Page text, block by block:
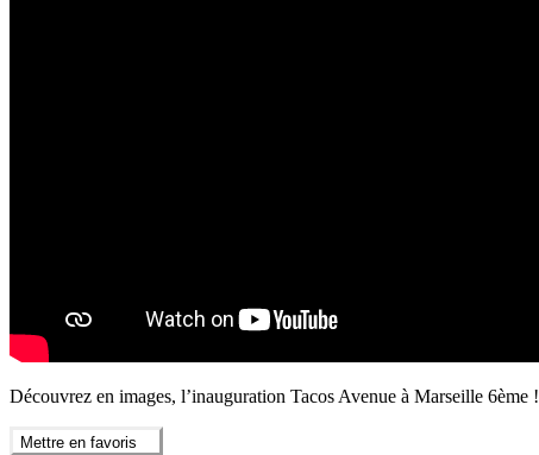
Découvrez en images, l’inauguration Tacos Avenue à Marseille 6ème !
Mettre en favoris